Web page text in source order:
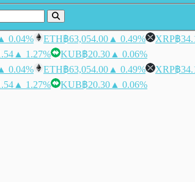
0.04% ETH฿63,054.00 ▲ 0.49% XRP฿
▲ 1.27% KUB฿20.30 ▲ 0.06%
0.04% ETH฿63,054.00 ▲ 0.49% XRP฿
▲ 1.27% KUB฿20.30 ▲ 0.06%